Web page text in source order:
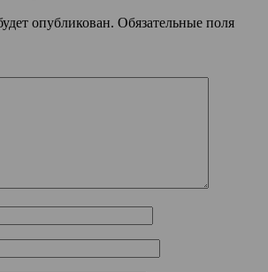
опубликован. Обязательные поля